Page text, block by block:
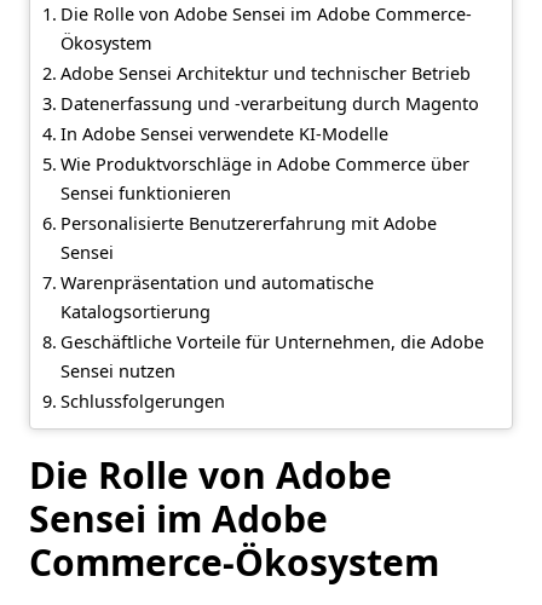
Die Rolle von Adobe Sensei im Adobe Commerce-
Ökosystem
Adobe Sensei Architektur und technischer Betrieb
Datenerfassung und -verarbeitung durch Magento
In Adobe Sensei verwendete KI-Modelle
Wie Produktvorschläge in Adobe Commerce über
Sensei funktionieren
Personalisierte Benutzererfahrung mit Adobe
Sensei
Warenpräsentation und automatische
Katalogsortierung
Geschäftliche Vorteile für Unternehmen, die Adobe
Sensei nutzen
Schlussfolgerungen
Die Rolle von Adobe
Sensei im Adobe
Commerce-Ökosystem